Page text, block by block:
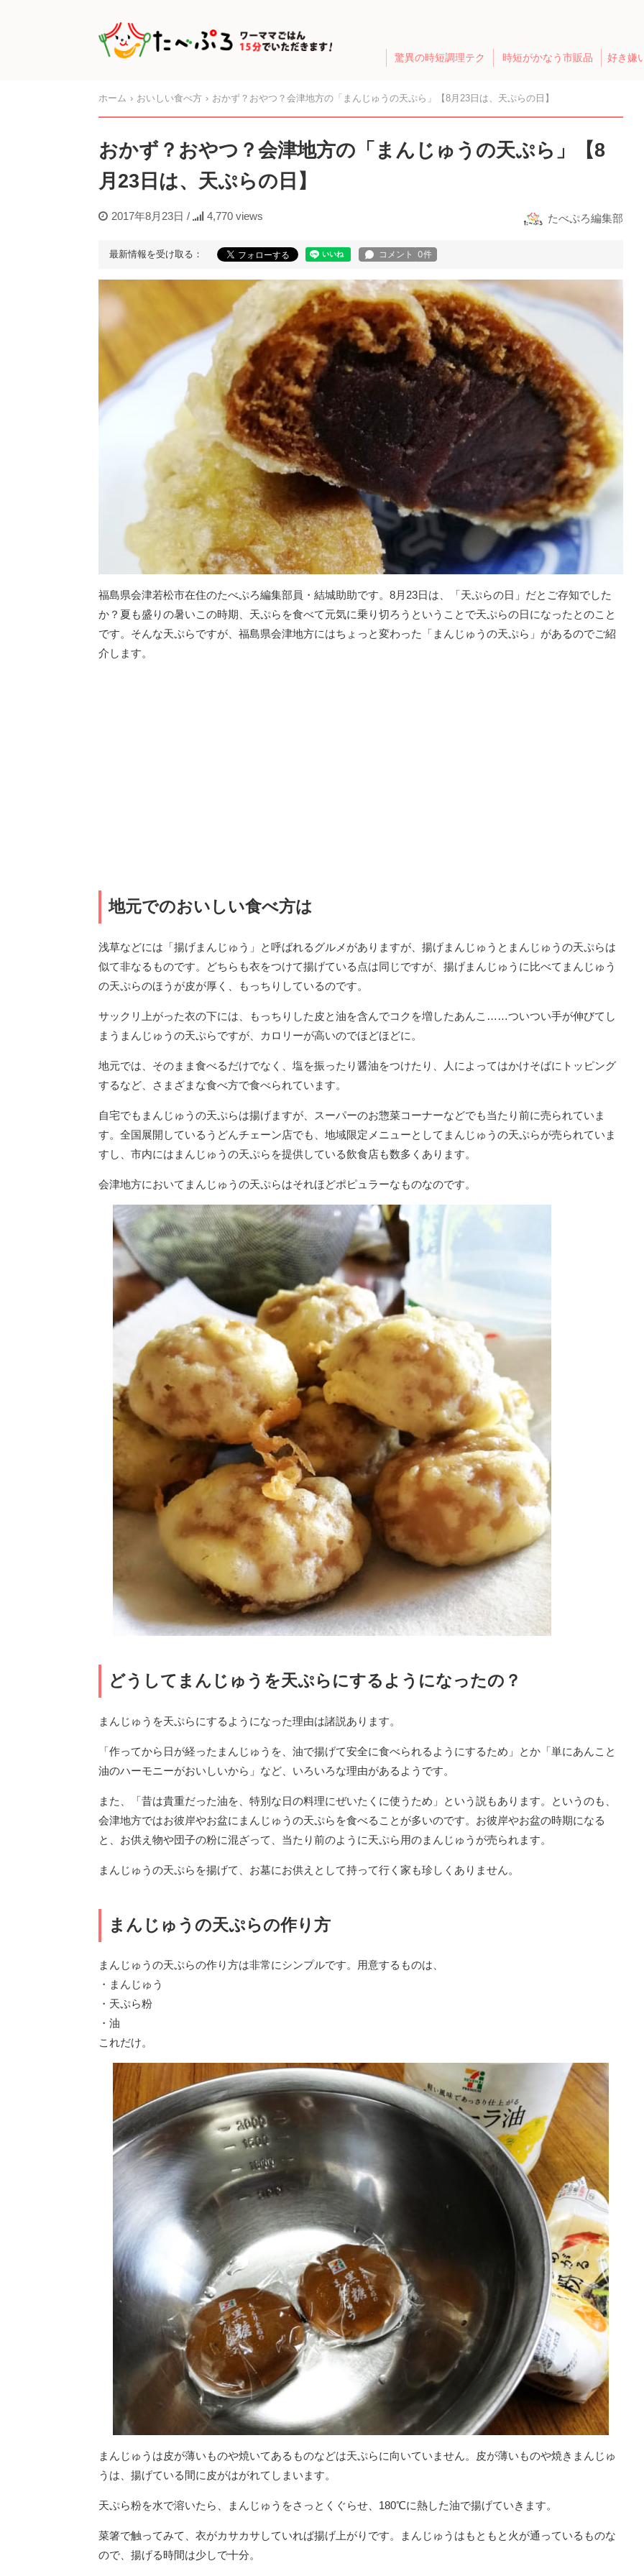
驚異の時短調理テク 時短がかなう市販品 好き嫌
ホーム おいしい食べ方 おかず？おやつ？会津地方の「まんじゅうの天ぷら」【8月23日は、天ぷらの日】
おかず？おやつ？会津地方の「まんじゅうの天ぷら」【8
月23日は、天ぷらの日】
2017年8月23日 / 4,770 views たべぷろ編集部
最新情報を受け取る：
福島県会津若松市在住のたべぷろ編集部員・結城助助です。8月23日は、「天ぷらの日」だとご存知でした
か？夏も盛りの暑いこの時期、天ぷらを食べて元気に乗り切ろうということで天ぷらの日になったとのこと
です。そんな天ぷらですが、福島県会津地方にはちょっと変わった「まんじゅうの天ぷら」があるのでご紹
介します。
地元でのおいしい食べ方は
浅草などには「揚げまんじゅう」と呼ばれるグルメがありますが、揚げまんじゅうとまんじゅうの天ぷらは
似て非なるものです。どちらも衣をつけて揚げている点は同じですが、揚げまんじゅうに比べてまんじゅう
の天ぷらのほうが皮が厚く、もっちりしているのです。
サックリ上がった衣の下には、もっちりした皮と油を含んでコクを増したあんこ……ついつい手が伸びてし
まうまんじゅうの天ぷらですが、カロリーが高いのでほどほどに。
地元では、そのまま食べるだけでなく、塩を振ったり醤油をつけたり、人によってはかけそばにトッピング
するなど、さまざまな食べ方で食べられています。
自宅でもまんじゅうの天ぷらは揚げますが、スーパーのお惣菜コーナーなどでも当たり前に売られていま
す。全国展開しているうどんチェーン店でも、地域限定メニューとしてまんじゅうの天ぷらが売られていま
すし、市内にはまんじゅうの天ぷらを提供している飲食店も数多くあります。
会津地方においてまんじゅうの天ぷらはそれほどポピュラーなものなのです。
どうしてまんじゅうを天ぷらにするようになったの？
まんじゅうを天ぷらにするようになった理由は諸説あります。
「作ってから日が経ったまんじゅうを、油で揚げて安全に食べられるようにするため」とか「単にあんこと
油のハーモニーがおいしいから」など、いろいろな理由があるようです。
また、「昔は貴重だった油を、特別な日の料理にぜいたくに使うため」という説もあります。というのも、
会津地方ではお彼岸やお盆にまんじゅうの天ぷらを食べることが多いのです。お彼岸やお盆の時期になる
と、お供え物や団子の粉に混ざって、当たり前のように天ぷら用のまんじゅうが売られます。
まんじゅうの天ぷらを揚げて、お墓にお供えとして持って行く家も珍しくありません。
まんじゅうの天ぷらの作り方
まんじゅうの天ぷらの作り方は非常にシンプルです。用意するものは、
・まんじゅう
・天ぷら粉
・油
これだけ。
まんじゅうは皮が薄いものや焼いてあるものなどは天ぷらに向いていません。皮が薄いものや焼きまんじゅ
うは、揚げている間に皮がはがれてしまいます。
天ぷら粉を水で溶いたら、まんじゅうをさっとくぐらせ、180℃に熱した油で揚げていきます。
菜箸で触ってみて、衣がカサカサしていれば揚げ上がりです。まんじゅうはもともと火が通っているものな
ので、揚げる時間は少しで十分。